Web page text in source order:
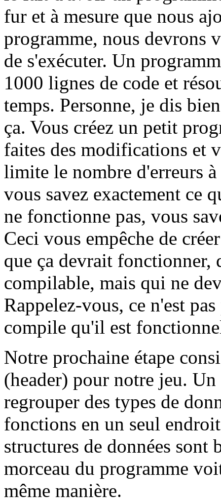
fur et à mesure que nous
programme, nous devrons
de s'exécuter. Un
1000 lignes de code et
temps. Personne, je dis
ça. Vous créez un petit
faites des modifications et
limite le nombre d'erreurs
vous savez exactement ce
ne fonctionne pas, vous
Ceci vous empêche de
que ça devrait fonctionner,
compilable, mais qui ne
Rappelez-vous, ce n'est
compile qu'il est
Notre prochaine étape
(header) pour notre jeu.
regrouper des types de
fonctions en un seul
structures de données sont
morceau du programme
même manière.